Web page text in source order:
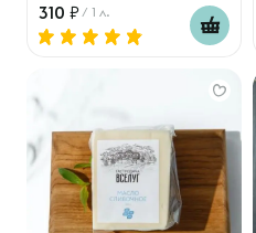
310 / 1 л.